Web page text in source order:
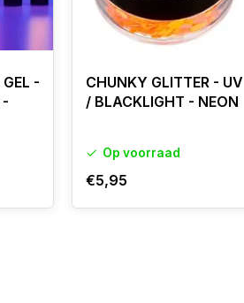
-
-
CHUNKY GLITTER - UV
/ BLACKLIGHT - NEON
Op voorraad
€5,95